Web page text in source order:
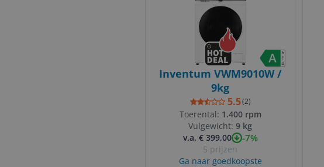
Inventum VWM9010W /
9kg
5.5(2)
Toerental: 1.400 rpm
Vulgewicht: 9 kg
v.a. € 399,00
-7%
5 prijzen
Ga naar goedkoopste